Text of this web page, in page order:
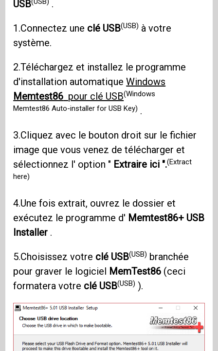
USB
.
1.Connectez une clé USB(USB) à votre
système.
2.Téléchargez et installez le programme
d'installation automatiqueWindows
Memtest86 pour clé USB(Windows
Memtest86 Auto-installer for USB Key) .
3.Cliquez avec le bouton droit sur le fichier
image que vous venez de télécharger et
sélectionnez l' option " Extraire ici ".(Extract
here)
4.Une fois extrait, ouvrez le dossier et
exécutez le programme d' Memtest86+ USB
Installer .
5.Choisissez votre clé USB(USB) branchée
pour graver le logiciel MemTest86 (ceci
formatera votre clé USB(USB) ).